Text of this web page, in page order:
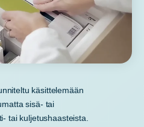
käsittelemään
sisä- tai
tai kuljetushaasteista.